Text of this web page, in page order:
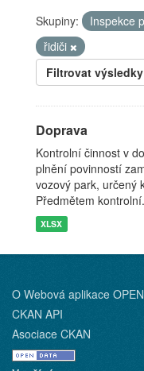
Skupiny: Inspekce
řidiči
Filtrovat výsledky
Doprava
Kontrolní činnost v
plnění povinností
vozový park, určený
Předmětem
XLSX
O Webová aplikace
CKAN API
Asociace CKAN